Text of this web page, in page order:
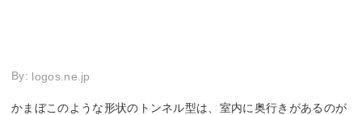
By: logos.ne.jp
かまぼこのような形状のトンネル型は、室内に奥行きがあるのが